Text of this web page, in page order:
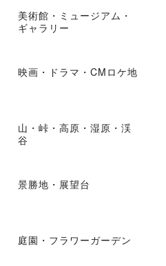
美術館・ミュージアム・
ギャラリー
映画・ドラマ・CMロケ地
山・峠・高原・湿原・渓
谷
景勝地・展望台
庭園・フラワーガーデン